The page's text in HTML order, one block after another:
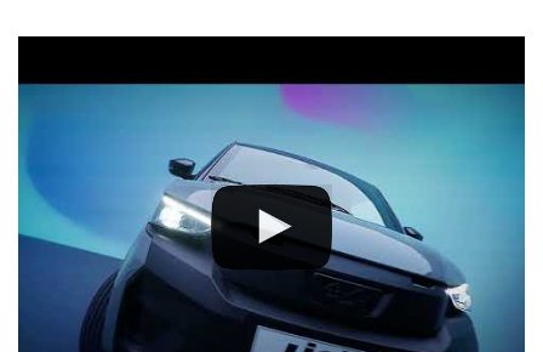
CONFORME ALLE PIU' RECENTI NORMATIVE EUROPEE
PIU' ROBUSTA >peso complessivo aumentato+20%: fino a
potenza massima aumentata
anzichè 4kw
PIU' CONFORTEVOLE >
rumorosità motoreridotta
sonoro rilevato in decibel), sia da fermo che in marcia
MENO INQUINANTE > emissioni allo scarico ridotte e rispetto
della nuova
normativa antinquinamento Euro5+